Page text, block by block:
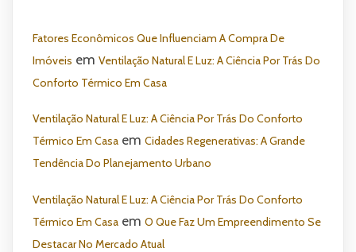
Fatores Econômicos Que Influenciam A Compra De
Imóveis em Ventilação Natural E Luz: A Ciência Por Trás Do
Conforto Térmico Em Casa
Ventilação Natural E Luz: A Ciência Por Trás Do Conforto
Térmico Em Casa em Cidades Regenerativas: A Grande
Tendência Do Planejamento Urbano
Ventilação Natural E Luz: A Ciência Por Trás Do Conforto
Térmico Em Casa em O Que Faz Um Empreendimento Se
Destacar No Mercado Atual